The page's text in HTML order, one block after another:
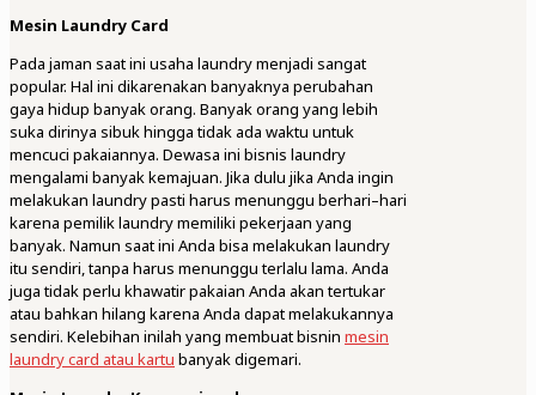
Mesin Laundry Card
Pada jaman saat ini usaha laundry menjadi sangat
popular. Hal ini dikarenakan banyaknya perubahan
gaya hidup banyak orang. Banyak orang yang lebih
suka dirinya sibuk hingga tidak ada waktu untuk
mencuci pakaiannya. Dewasa ini bisnis laundry
mengalami banyak kemajuan. Jika dulu jika Anda ingin
melakukan laundry pasti harus menunggu berhari–hari
karena pemilik laundry memiliki pekerjaan yang
banyak. Namun saat ini Anda bisa melakukan laundry
itu sendiri, tanpa harus menunggu terlalu lama. Anda
juga tidak perlu khawatir pakaian Anda akan tertukar
atau bahkan hilang karena Anda dapat melakukannya
sendiri. Kelebihan inilah yang membuat bisnin mesin
laundry card atau kartu banyak digemari.